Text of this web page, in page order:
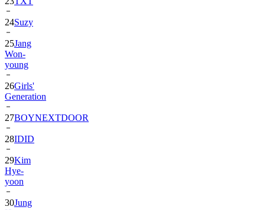
25Jang
Won-
young
26Girls'
Generation
27BOYNEXTDOOR
28IDID
29Kim
Hye-
yoon
30Jung
Hae-
in1